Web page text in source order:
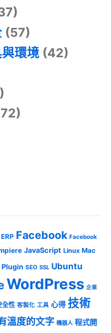
(57)
環境(42)
ERP Facebook Facebook
JavaScript Linux Mac
Plugin SEO SSL Ubuntu
WordPress 企業
全性 客製化 工具 心得 技術
溫度的文字 機器人 程式開